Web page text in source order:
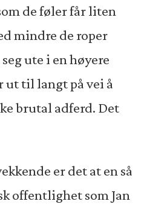
de føler får liten
mindre de roper
ute i en høyere
ut til langt på vei å
brutal adferd. Det
er det at en så
offentlighet som Jan